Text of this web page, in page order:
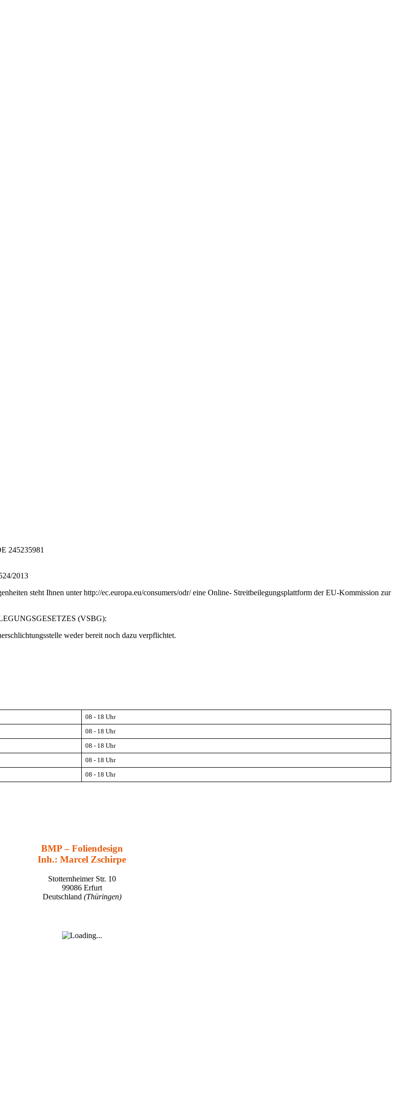
245235981
2013
steht Ihnen unter http://ec.europa.eu/consumers/odr/ eine Online- Streitbeilegungsplattform der EU-Kommission zur
(VSBG):
weder bereit noch dazu verpflichtet.
08 - 18 Uhr
08 - 18 Uhr
08 - 18 Uhr
08 - 18 Uhr
08 - 18 Uhr
BMP – Foliendesign
Inh.: Marcel Zschirpe
Stotternheimer Str. 10
99086 Erfurt
Deutschland (Thüringen)